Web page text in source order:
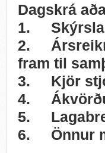
Dagskrá
1.
2.
fram til
3. Kjör
4.
5.
6. Önnur